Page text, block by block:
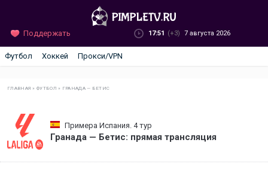
Поддержать 17:51 (+3) 7 августа 2026
Футбол Хоккей Прокси/VPN
ГЛАВНАЯ »ФУТБОЛ » ГРАНАДА — БЕТИС
Примера Испания. 4 тур
Гранада — Бетис: прямая трансляция